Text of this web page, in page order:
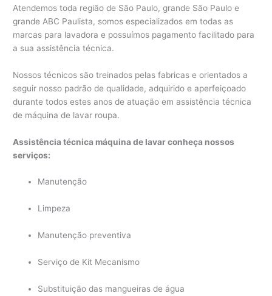
Atendemos toda região de São Paulo, grande São Paulo e
grande ABC Paulista, somos especializados em todas as
marcas para lavadora e possuímos pagamento facilitado para
a sua assistência técnica.
Nossos técnicos são treinados pelas fabricas e orientados a
seguir nosso padrão de qualidade, adquirido e aperfeiçoado
durante todos estes anos de atuação em assistência técnica
de máquina de lavar roupa.
Assistência técnica máquina de lavar conheça nossos
serviços:
Manutenção
Limpeza
Manutenção preventiva
Serviço de Kit Mecanismo
Substituição das mangueiras de água